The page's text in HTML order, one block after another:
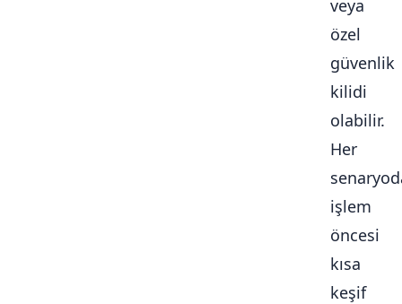
veya
özel
güvenlik
kilidi
olabilir.
Her
işlem
öncesi
kısa
keşif